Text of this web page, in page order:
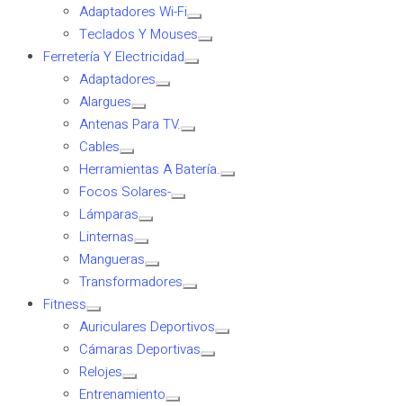
Adaptadores Wi-Fi
Teclados Y Mouses
Ferretería Y Electricidad
Adaptadores
Alargues
Antenas Para TV.
Cables
Herramientas A Batería.
Focos Solares-
Lámparas
Linternas
Mangueras
Transformadores
Fitness
Auriculares Deportivos
Cámaras Deportivas
Relojes
Entrenamiento